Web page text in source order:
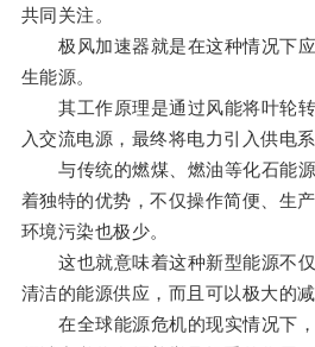
共同关注。
极风加速器就是在这种情况下应
生能源。
其工作原理是通过风能将叶轮转
入交流电源，最终将电力引入供电系
与传统的燃煤、燃油等化石能源
着独特的优势，不仅操作简便、生
环境污染也极少。
这也就意味着这种新型能源不仅
清洁的能源供应，而且可以极大的
在全球能源危机的现实情况下，